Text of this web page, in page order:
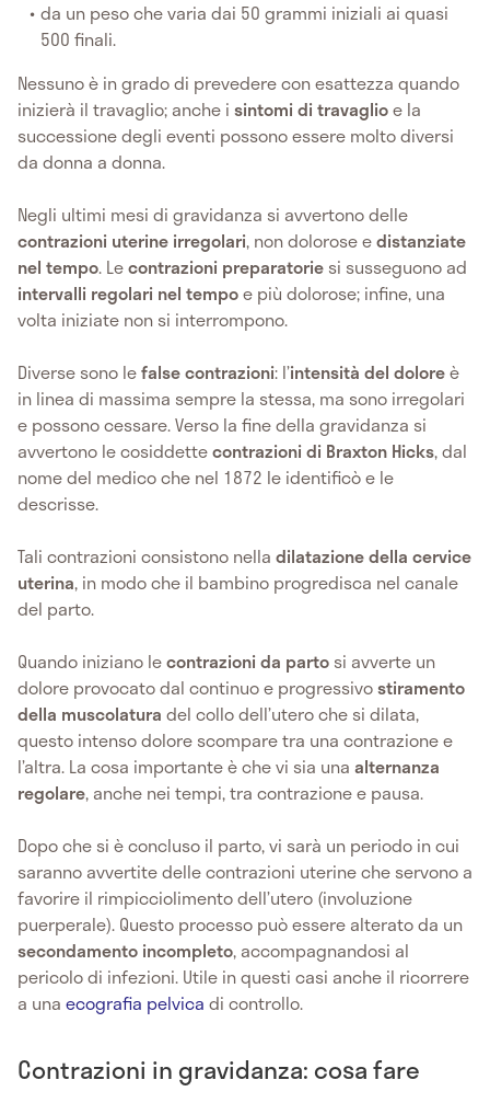
da un peso che varia dai 50 grammi iniziali ai quasi
500 finali.
Nessuno è in grado di prevedere con esattezza quando
inizierà il travaglio; anche i sintomi di travaglioe la
successione degli eventi possono essere molto diversi
da donna a donna.
Negli ultimi mesi di gravidanza si avvertono delle
contrazioni uterine irregolari, non dolorose edistanziate
nel tempo. Lecontrazioni preparatorie si susseguono ad
intervalli regolari nel tempoe più dolorose; infine, una
volta iniziate non si interrompono.
Diverse sono lefalse contrazioni: l’intensità del doloreè
in linea di massima sempre la stessa, ma sono irregolari
e possono cessare. Verso la fine della gravidanza si
avvertono le cosiddettecontrazioni di Braxton Hicks, dal
nome del medico che nel 1872 le identificò e le
descrisse.
Tali contrazioni consistono nella dilatazione della cervice
uterina, in modo che il bambino progredisca nel canale
del parto.
Quando iniziano lecontrazioni da parto si avverte un
dolore provocato dal continuo e progressivostiramento
della muscolatura del collo dell’utero che si dilata,
questo intenso dolore scompare tra una contrazione e
l’altra. La cosa importante è che vi sia una alternanza
regolare, anche nei tempi, tra contrazione e pausa.
Dopo che si è concluso il parto, vi sarà un periodo in cui
saranno avvertite delle contrazioni uterine che servono a
favorire il rimpicciolimento dell’utero (involuzione
puerperale). Questo processo può essere alterato da un
secondamento incompleto, accompagnandosi al
pericolo di infezioni. Utile in questi casi anche il ricorrere
a una ecografia pelvica di controllo.
Contrazioni in gravidanza: cosa fare